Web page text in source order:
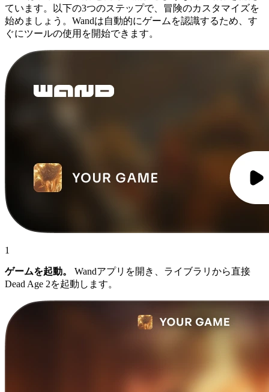
ています。以下の3つのステップで、冒険のカスタマイズを
始めましょう。Wandは自動的にゲームを認識するため、す
ぐにツールの使用を開始できます。
1
ゲームを起動。
Wandアプリを開き、ライブラリから直接
Dead Age 2を起動します。